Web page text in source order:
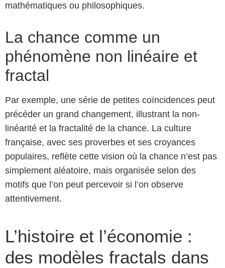
mathématiques ou philosophiques.
La chance comme un
phénomène non linéaire et
fractal
Par exemple, une série de petites coïncidences peut
précéder un grand changement, illustrant la non-
linéarité et la fractalité de la chance. La culture
française, avec ses proverbes et ses croyances
populaires, reflète cette vision où la chance n’est pas
simplement aléatoire, mais organisée selon des
motifs que l’on peut percevoir si l’on observe
attentivement.
L’histoire et l’économie :
des modèles fractals dans